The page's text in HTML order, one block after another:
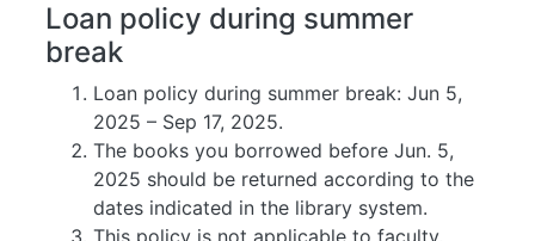
Loan policy during summer
break
Loan policy during summer break: Jun 5,
2025 – Sep 17, 2025.
The books you borrowed before Jun. 5,
2025 should be returned according to the
dates indicated in the library system.
This policy is not applicable to faculty,